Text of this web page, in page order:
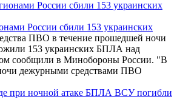
России сбили 153 украинских
ПВО в течение прошедшей ночи
153 украинских БПЛА над
сообщили в Минобороны России. "В
дежурными средствами ПВО